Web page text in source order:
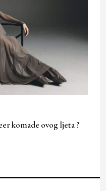
komade ovog ljeta ?